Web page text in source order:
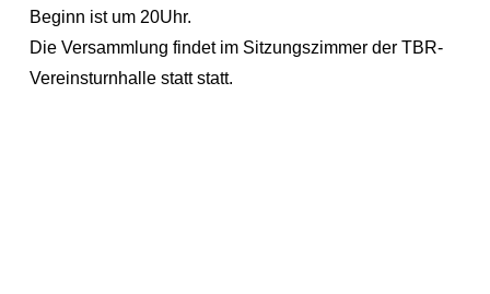
Beginn ist um 20Uhr.
Die Versammlung findet im Sitzungszimmer der TBR-
Vereinsturnhalle statt statt.